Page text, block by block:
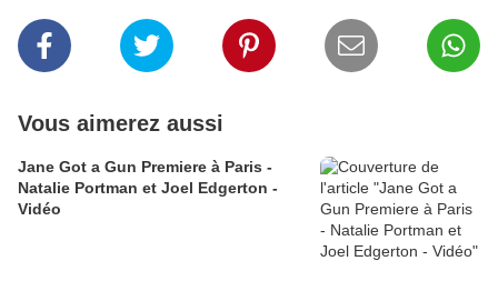
Vous aimerez aussi
Jane Got a Gun Premiere à Paris -
Natalie Portman et Joel Edgerton -
Vidéo